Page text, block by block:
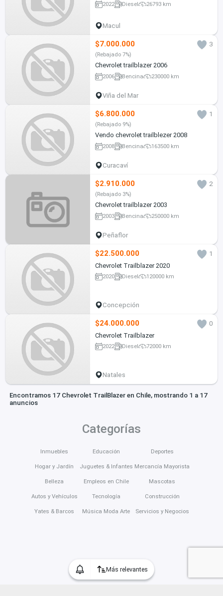
Más relevantes
2022 Diesel 26793 km
Macul
$7.000.000 3
(Rebajado 7%)
Chevrolet trailblazer 2006
2006 Bencina 230000 km
Viña del Mar
$6.800.000 1
(Rebajado 9%)
Vendo chevrolet trailblezer 2008
2008 Bencina 163500 km
Curacaví
$2.910.000 2
(Rebajado 3%)
Chevrolet trailblazer 2003
2003 Bencina 250000 km
Peñaflor
$22.500.000
1
Chevrolet Trailblazer 2020
2020 Diesel 120000 km
Concepción
$24.000.000
0
Chevrolet Trailblazer
2022 Diesel 72000 km
Natales
Encontramos 17 Chevrolet TrailBlazer en Chile, mostrando 1 a 17
anuncios
Categorías
Inmuebles
Hogar y Jardín
Belleza
Autos y Vehículos
Yates & Barcos
Educación
Juguetes & Infantes
Empleos en Chile
Tecnología
Música Moda Arte
Deportes
Mercancía Mayorista
Mascotas
Construcción
Servicios y Negocios